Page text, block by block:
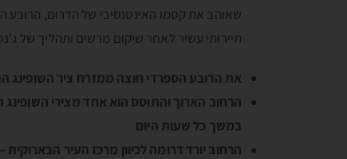
שאוהב את קסמו האינטנסיבי של הדרום, הרובע
תיירותי עשיר לאחר שיקום מרשים ותהליך של
את הרובע הספרדי חוצה ממזרח ציר השופינג
הרחוב הארוך והתוסס הוא אחד מצירי
במשך כל שעות היום
הרחוב יורד דרומה לכיוון מרכז העיר